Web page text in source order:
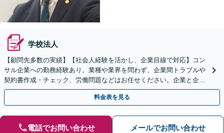
学校法人
【顧問先多数の実績】【社会人経験を活かし、企業目線で対応】コン
サル企業への勤務経験あり。業種や業界を問わず、企業間トラブルや
契約書作成・チェック、労働問題などはお任せください。企業と企業
の連携をつなぐ「橋渡し役」として、企業の発展をサポート
料金表を見る
電話でお問い合わせ メールでお問い合わせ